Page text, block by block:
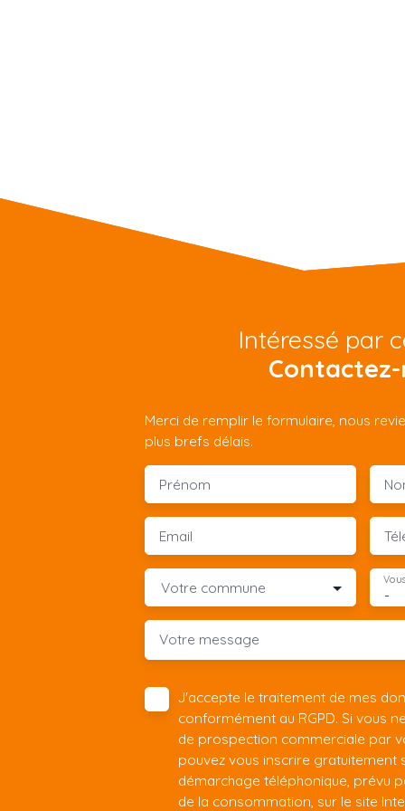
Intéressé par
Merci de remplir le formulaire, nous
plus brefs délais.
Prénom
Email
Votre commune -
Votre message
J'accepte le traitement de mes
conformément au RGPD. Si vous
de prospection commerciale par
pouvez vous inscrire gratuitement
démarchage téléphonique, prévu
de la consommation, sur le site